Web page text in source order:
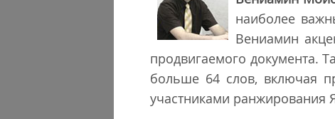
наиболее
Вениамин
продвигаемого документа.
больше 64 слов, включая
участниками ранжирования